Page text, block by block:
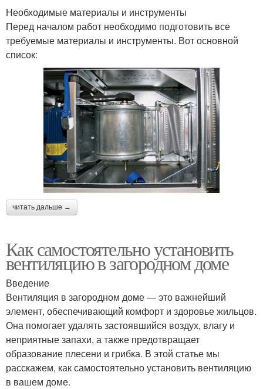
Необходимые материалы и инструменты
Перед началом работ необходимо подготовить все
требуемые материалы и инструменты. Вот основной
список:
читать дальше →
Как самостоятельно установить
вентиляцию в загородном доме
Введение
Вентиляция в загородном доме — это важнейший
элемент, обеспечивающий комфорт и здоровье жильцов.
Она помогает удалять застоявшийся воздух, влагу и
неприятные запахи, а также предотвращает
образование плесени и грибка. В этой статье мы
расскажем, как самостоятельно установить вентиляцию
в вашем доме.